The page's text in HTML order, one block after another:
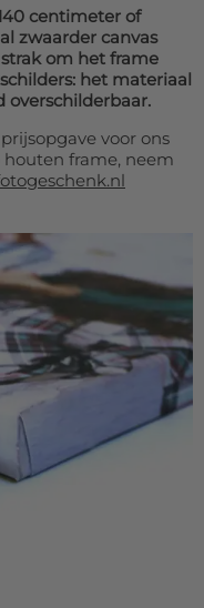
centimeter of
zwaarder canvas
om het frame
het materiaal
overschilderbaar.
voor ons
frame, neem